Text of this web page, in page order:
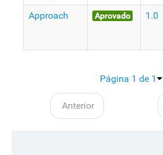
Approach
Aprovado 1.0
Página 1 de 1
Anterior